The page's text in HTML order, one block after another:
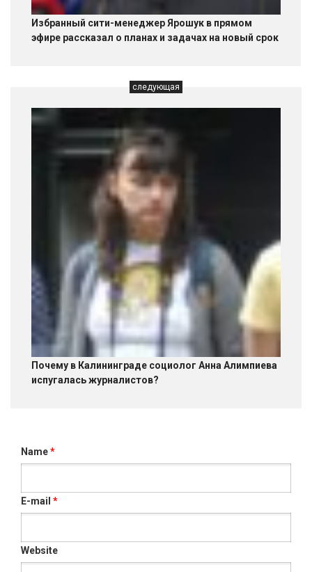
Избранный сити-менеджер Ярошук в прямом
эфире рассказал о планах и задачах на новый срок
следующая
Почему в Калининграде социолог Анна Алимпиева
испугалась журналистов?
Name*
E-mail *
Website